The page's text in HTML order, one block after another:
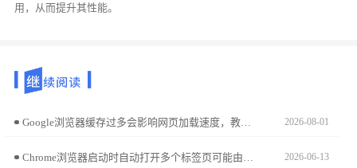
用，从而提升其性能。
Google浏览器缓存过多会影响网页加载速度，教程提供清理操作技巧，帮助用户加速网页访问，提高浏览效率。 2026-08-01
2026-06-13